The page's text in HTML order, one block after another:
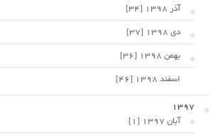
آذر 1398 [34]
دی 1398 [37]
بهمن 1398 [36]
اسفند 1398 [46]
1397
آبان 1397 [1]